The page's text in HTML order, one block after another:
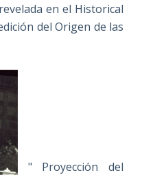
en el Historical
del Origen de las
" Proyección del